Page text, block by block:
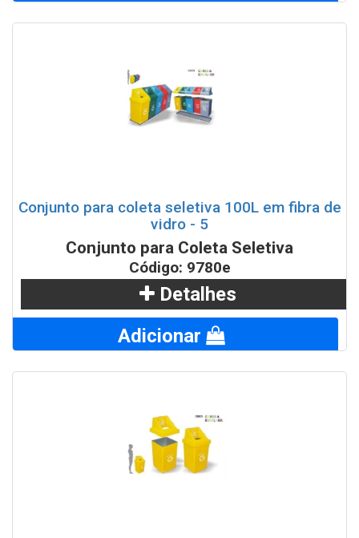
Conjunto para coleta seletiva 100L em fibra de
vidro - 5
Conjunto para Coleta Seletiva
Código: 9780e
Detalhes
Adicionar